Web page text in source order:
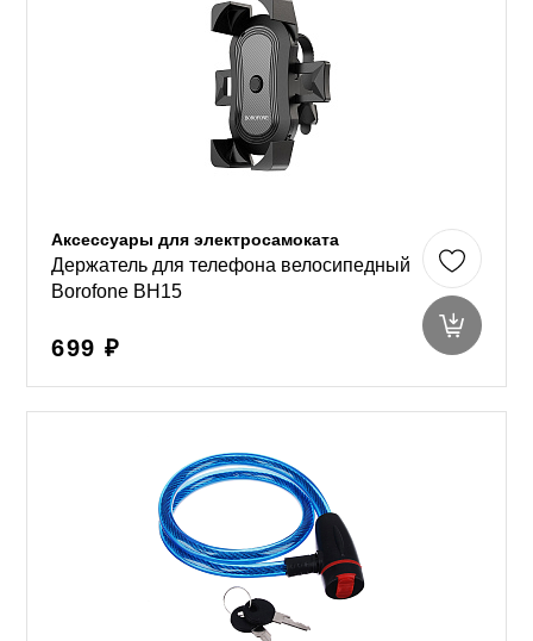
Аксессуары для электросамоката
Держатель для телефона велосипедный
Borofone BH15
699 ₽